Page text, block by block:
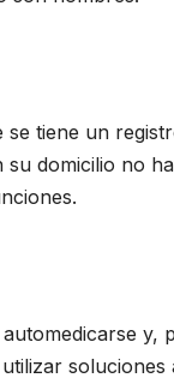
tiene un
domicilio no
y,